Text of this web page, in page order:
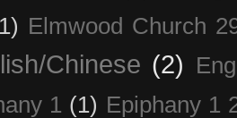
Elmwood Church
Chinese (2)
1 (1) Epiphany 1